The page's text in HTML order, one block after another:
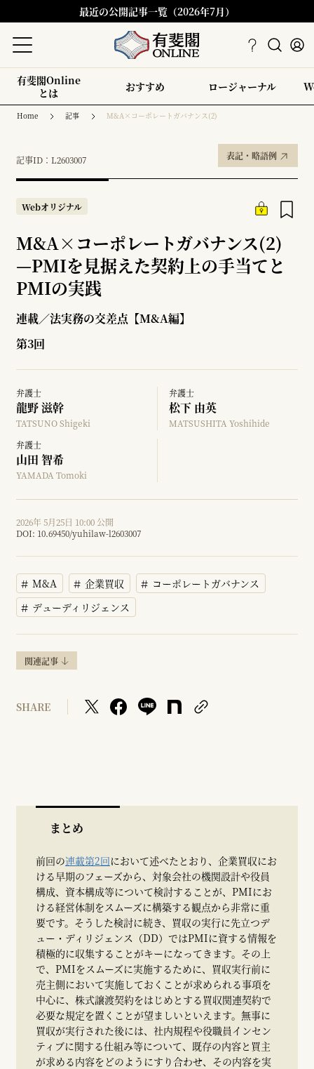
最近の公開記事一覧（2026年7月）
有斐閣Online
とは
おすすめ ロージャーナル
Home 記事 M&A×コーポレートガバナンス(2)
記事ID：L2603007 表記・略語例
Webオリジナル
M&A×コーポレートガバナンス(2)
—PMIを見据えた契約上の手当てと
PMIの実践
連載／法実務の交差点【M&A編】
第3回
弁護士
龍野 滋幹
TATSUNO Shigeki
弁護士
松下 由英
MATSUSHITA Yoshihide
弁護士
山田 智希
YAMADA Tomoki
2026年 5月25日 10:00 公開
DOI: 10.69450/yuhilaw-l2603007
M&A 企業買収
コーポレートガバナンス
デューディリジェンス
関連記事
SHARE
まとめ
前回の連載第2回において述べたとおり、企業買収にお
ける早期のフェーズから、対象会社の機関設計や役員
構成、資本構成等について検討することが、PMIにお
ける経営体制をスムーズに構築する観点から非常に重
要です。そうした検討に続き、買収の実行に先立つデ
ュー・ディリジェンス（DD）ではPMIに資する情報を
積極的に収集することがキーになってきます。その上
で、PMIをスムーズに実施するために、買収実行前に
売主側において実施しておくことが求められる事項を
中心に、株式譲渡契約をはじめとする買収関連契約で
必要な規定を置くことが望ましいといえます。無事に
買収が実行された後には、社内規程や役職員インセン
ティブに関する仕組み等について、既存の内容と買主
が求める内容をどのようにすり合わせ、その内容を実